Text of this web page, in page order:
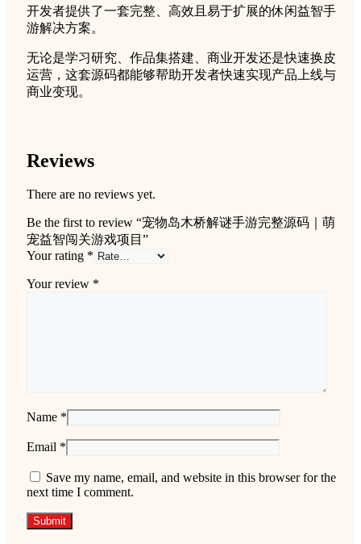
开发者提供了一套完整、高效且易于扩展的休闲益智手
游解决方案。
无论是学习研究、作品集搭建、商业开发还是快速换皮
运营，这套源码都能够帮助开发者快速实现产品上线与
商业变现。
Reviews
There are no reviews yet.
Be the first to review “宠物岛木桥解谜手游完整源码｜萌
宠益智闯关游戏项目”
Your rating *
Your review *
Name *
Email *
Save my name, email, and website in this browser for the
next time I comment.